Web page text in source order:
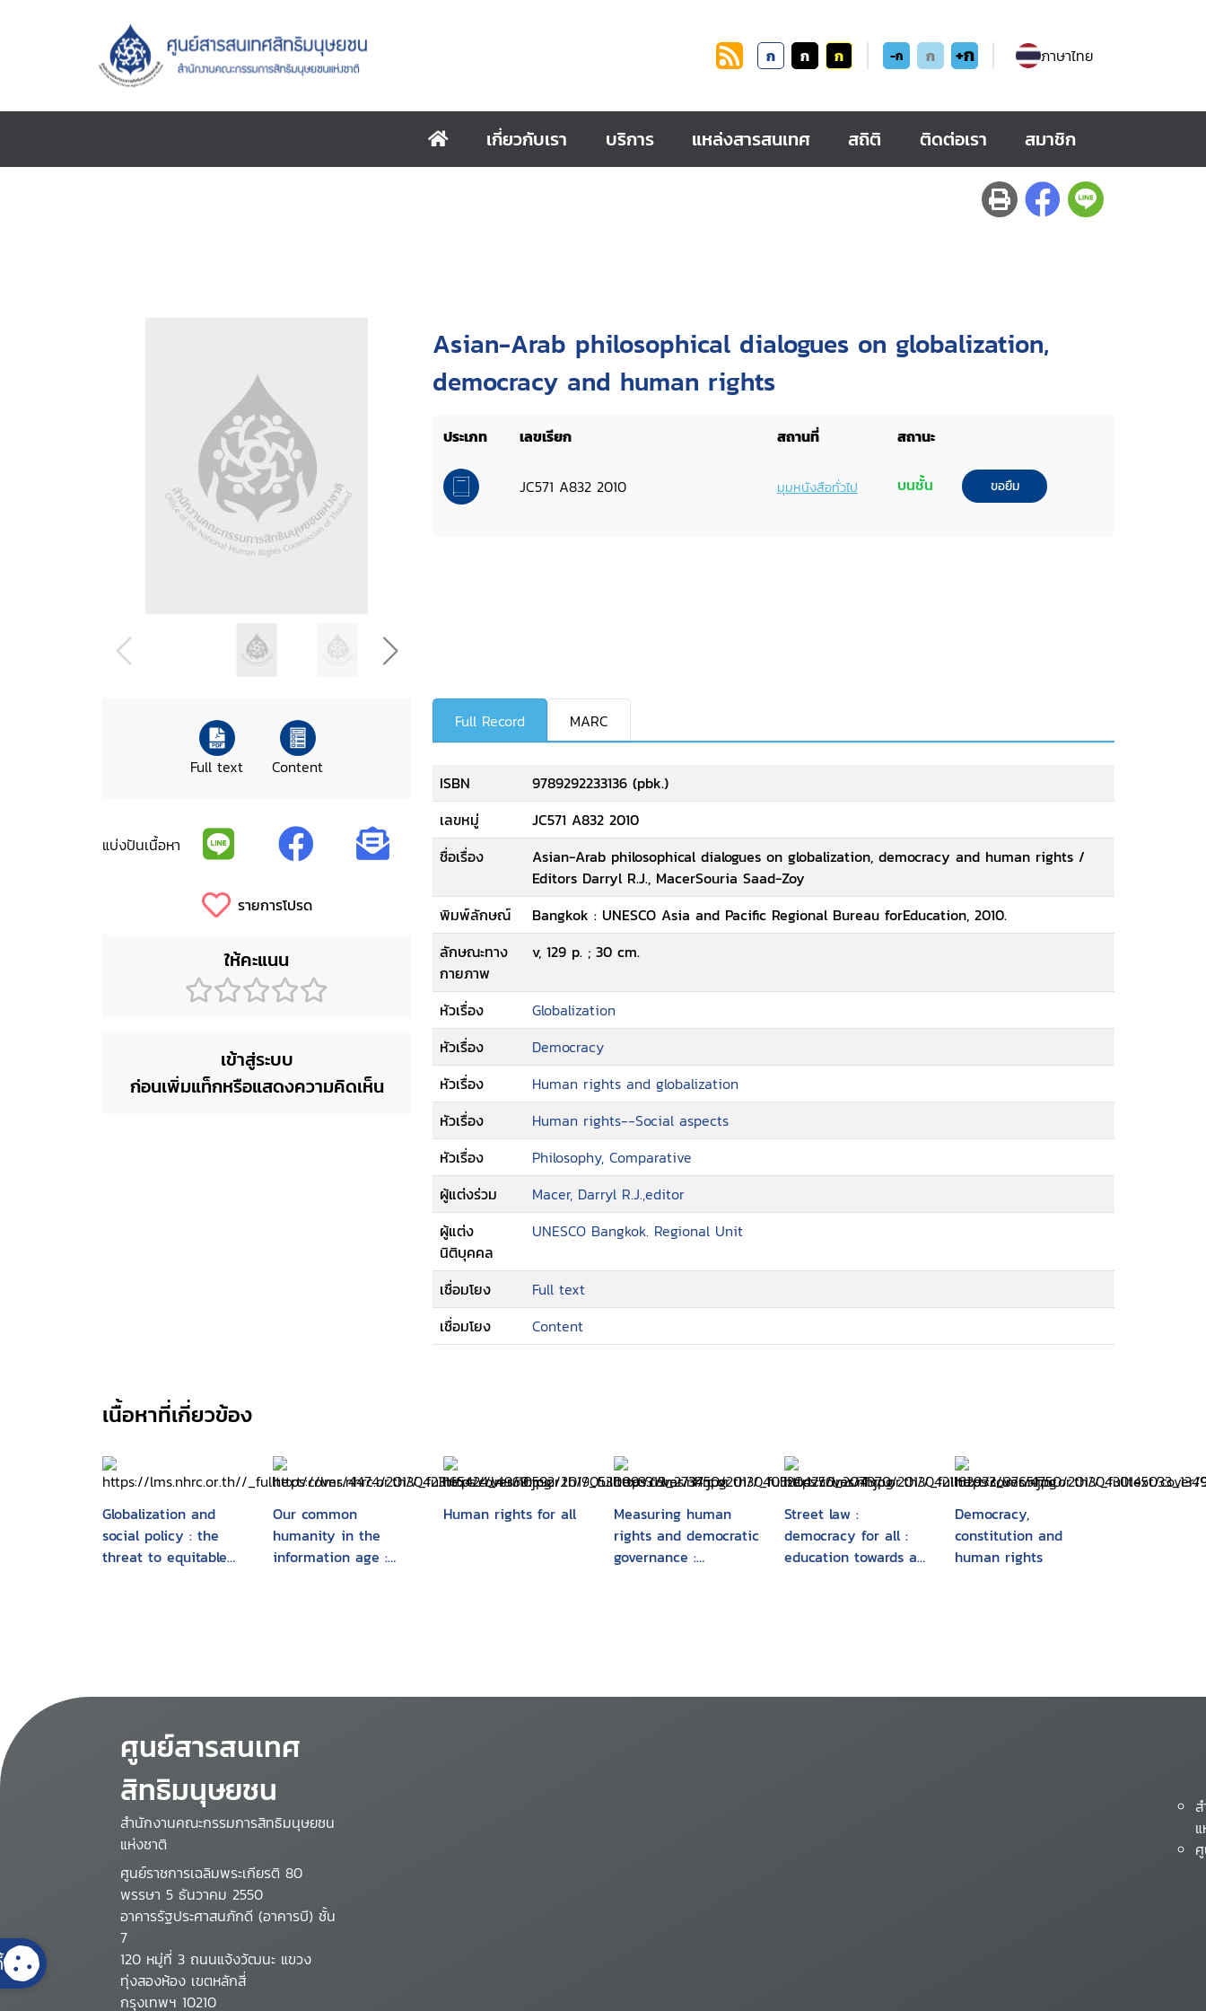
ก ก ก -ก ก +ก ภาษาไทย
เกี่ยวกับเรา บริการ แหล่งสารสนเทศ สถิติ ติดต่อเรา สมาชิก
Asian-Arab philosophical dialogues on globalization,
democracy and human rights
ประเภท เลขเรียก สถานที่ สถานะ
JC571 A832 2010 มุมหนังสือทั่วไป บนชั้น ขอยืม
Full text Content
แบ่งปันเนื้อหา
รายการโปรด
ให้คะแนน
เข้าสู่ระบบ
ก่อนเพิ่มแท็กหรือแสดงความคิดเห็น
Full Record MARC
ISBN
9789292233136 (pbk.)
เลขหมู่
JC571 A832 2010
ชื่อเรื่อง
Asian-Arab philosophical dialogues on globalization, democracy and human rights /
Editors Darryl R.J., MacerSouria Saad-Zoy
พิมพ์ลักษณ์
Bangkok : UNESCO Asia and Pacific Regional Bureau forEducation, 2010.
ลักษณะทาง
กายภาพ
v, 129 p. ; 30 cm.
หัวเรื่อง
Globalization
หัวเรื่อง
Democracy
หัวเรื่อง
Human rights and globalization
หัวเรื่อง
Human rights--Social aspects
หัวเรื่อง
Philosophy, Comparative
ผู้แต่งร่วม
Macer, Darryl R.J.,editor
ผู้แต่ง
นิติบุคคล
UNESCO Bangkok. Regional Unit
เชื่อมโยง
Full text
เชื่อมโยง
Content
เนื้อหาที่เกี่ยวข้อง
Globalization and
social policy : the
threat to equitable
Our common
humanity in the
information age :
Human rights for all
Measuring human
rights and democratic
governance :
Street law :
democracy for all :
education towards a
Democracy,
constitution and
human rights
ศูนย์สารสนเทศ
สิทธิมนุษยชน
สำนักงานคณะกรรมการสิทธิมนุษยชน
แห่งชาติ
ศูนย์ราชการเฉลิมพระเกียรติ 80
พรรษา 5 ธันวาคม 2550
อาคารรัฐประศาสนภักดี (อาคารบี) ชั้น
7
120 หมู่ที่ 3 ถนนแจ้งวัฒนะ แขวง
ทุ่งสองห้อง เขตหลักสี่
กรุงเทพฯ 10210